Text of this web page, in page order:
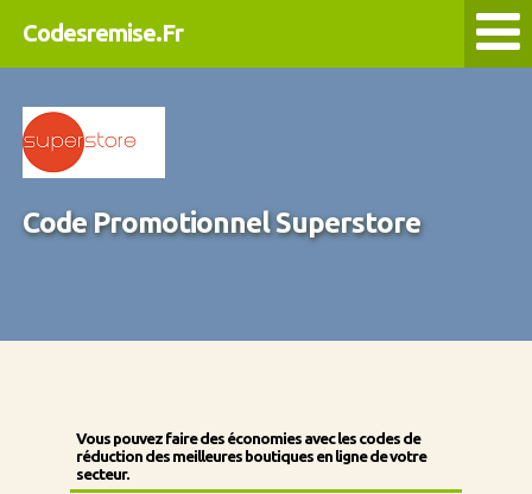
Codesremise.Fr
Code Promotionnel Superstore
Vous pouvez faire des économies avec les codes de
réduction des meilleures boutiques en ligne de votre
secteur.